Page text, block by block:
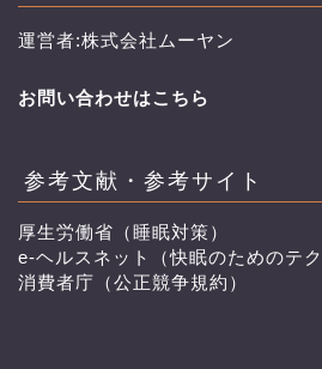
運営者:株式会社ムーヤン
お問い合わせはこちら
参考文献・参考サイト
厚生労働省（睡眠対策）
e-ヘルスネット（快眠のためのテク
消費者庁（公正競争規約）